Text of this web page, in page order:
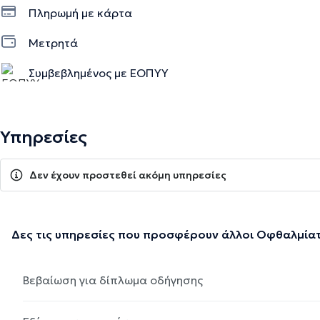
Πληρωμή με κάρτα
Μετρητά
Συμβεβλημένος με ΕΟΠΥΥ
Υπηρεσίες
Δεν έχουν προστεθεί ακόμη υπηρεσίες
Δες τις υπηρεσίες που προσφέρουν άλλοι
Βεβαίωση για δίπλωμα οδήγησης